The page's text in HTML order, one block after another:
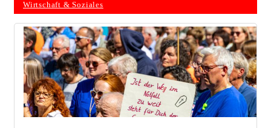
Wirtschaft & Soziales